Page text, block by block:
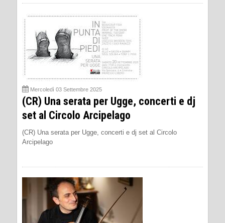
Mercoledì 03 Settembre 2025
(CR) Una serata per Ugge, concerti e dj
set al Circolo Arcipelago
(CR) Una serata per Ugge, concerti e dj set al Circolo
Arcipelago